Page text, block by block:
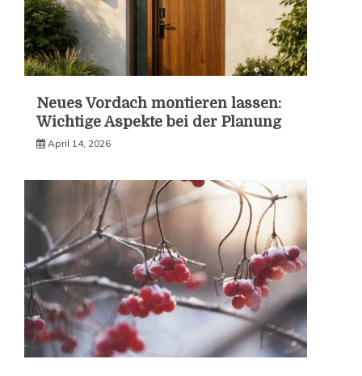
Neues Vordach montieren lassen:
Wichtige Aspekte bei der Planung
April 14, 2026